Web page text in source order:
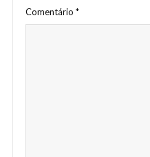
Comentário *